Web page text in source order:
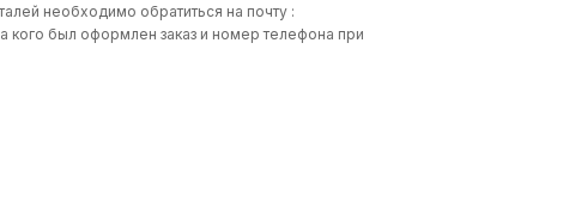
необходимо обратиться на почту :
кого был оформлен заказ и номер телефона при